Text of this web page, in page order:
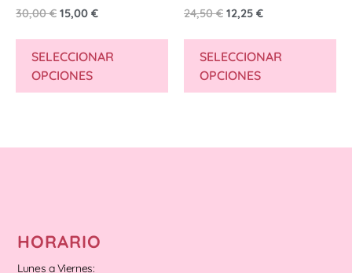
30,00€ 15,00 €
SELECCIONAR
OPCIONES
24,50€ 12,25 €
SELECCIONAR
OPCIONES
HORARIO
Lunes a Viernes: